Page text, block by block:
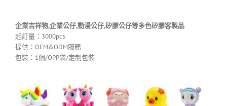
企業吉祥物,企業公仔,動漫公仔,矽膠公仔等多色矽膠客製品
起訂量：3000pcs
提供：OEM&ODM服務
包裝：1個/OPP袋/定制包裝